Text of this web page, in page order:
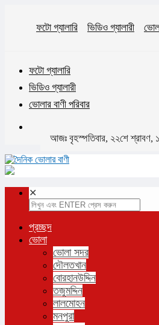
ফটো গ্যালারি ভিডিও গ্যালারী
ফটো গ্যালারি
ভিডিও গ্যালারী
ভোলার বাণী পরিবার
আজঃ বৃহস্পতিবার, ২২শে শ্রাবণ,
✕
প্রচ্ছদ
ভোলা
ভোলা সদর
দৌলতখান
বোরহানউদ্দিন
তজুমদ্দিন
লালমোহন
মনপুরা